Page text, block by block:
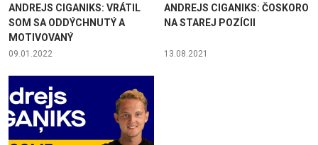
ANDREJS CIGANIKS: VRÁTIL
SOM SA ODDÝCHNUTÝ A
MOTIVOVANÝ
09.01.2022
ANDREJS CIGANIKS: ČOSKORO
NA STAREJ POZÍCII
13.08.2021